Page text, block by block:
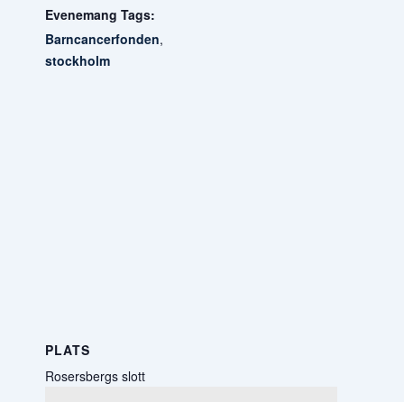
Evenemang Tags:
Barncancerfonden,
stockholm
PLATS
Rosersbergs slott